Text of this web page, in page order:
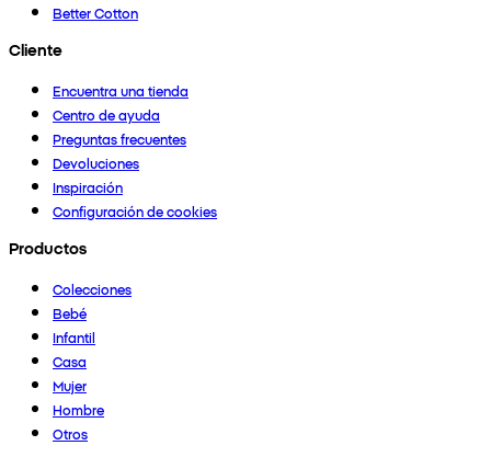
Better Cotton
Cliente
Encuentra una tienda
Centro de ayuda
Preguntas frecuentes
Devoluciones
Inspiración
Configuración de cookies
Productos
Colecciones
Bebé
Infantil
Casa
Mujer
Hombre
Otros